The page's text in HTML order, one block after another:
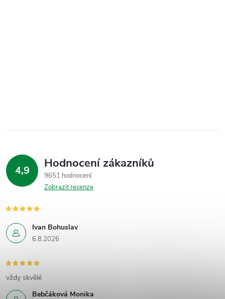
4,9 Hodnocení zákazníků
9651 hodnocení
Zobrazit recenze
Ivan Bohuslav
6.8.2026
Bebčáková Monika
vždy skvělé